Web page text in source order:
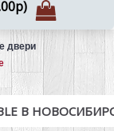
двери
В